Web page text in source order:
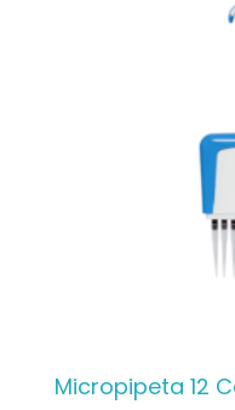
Micropipeta 12